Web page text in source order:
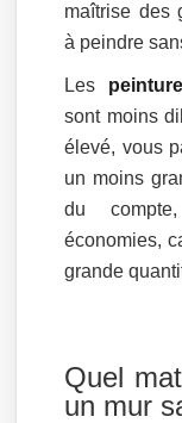
maîtrise des
à peindre
Les
sont moins
élevé, vous
un moins
du
économies,
grande
Quel
un mur